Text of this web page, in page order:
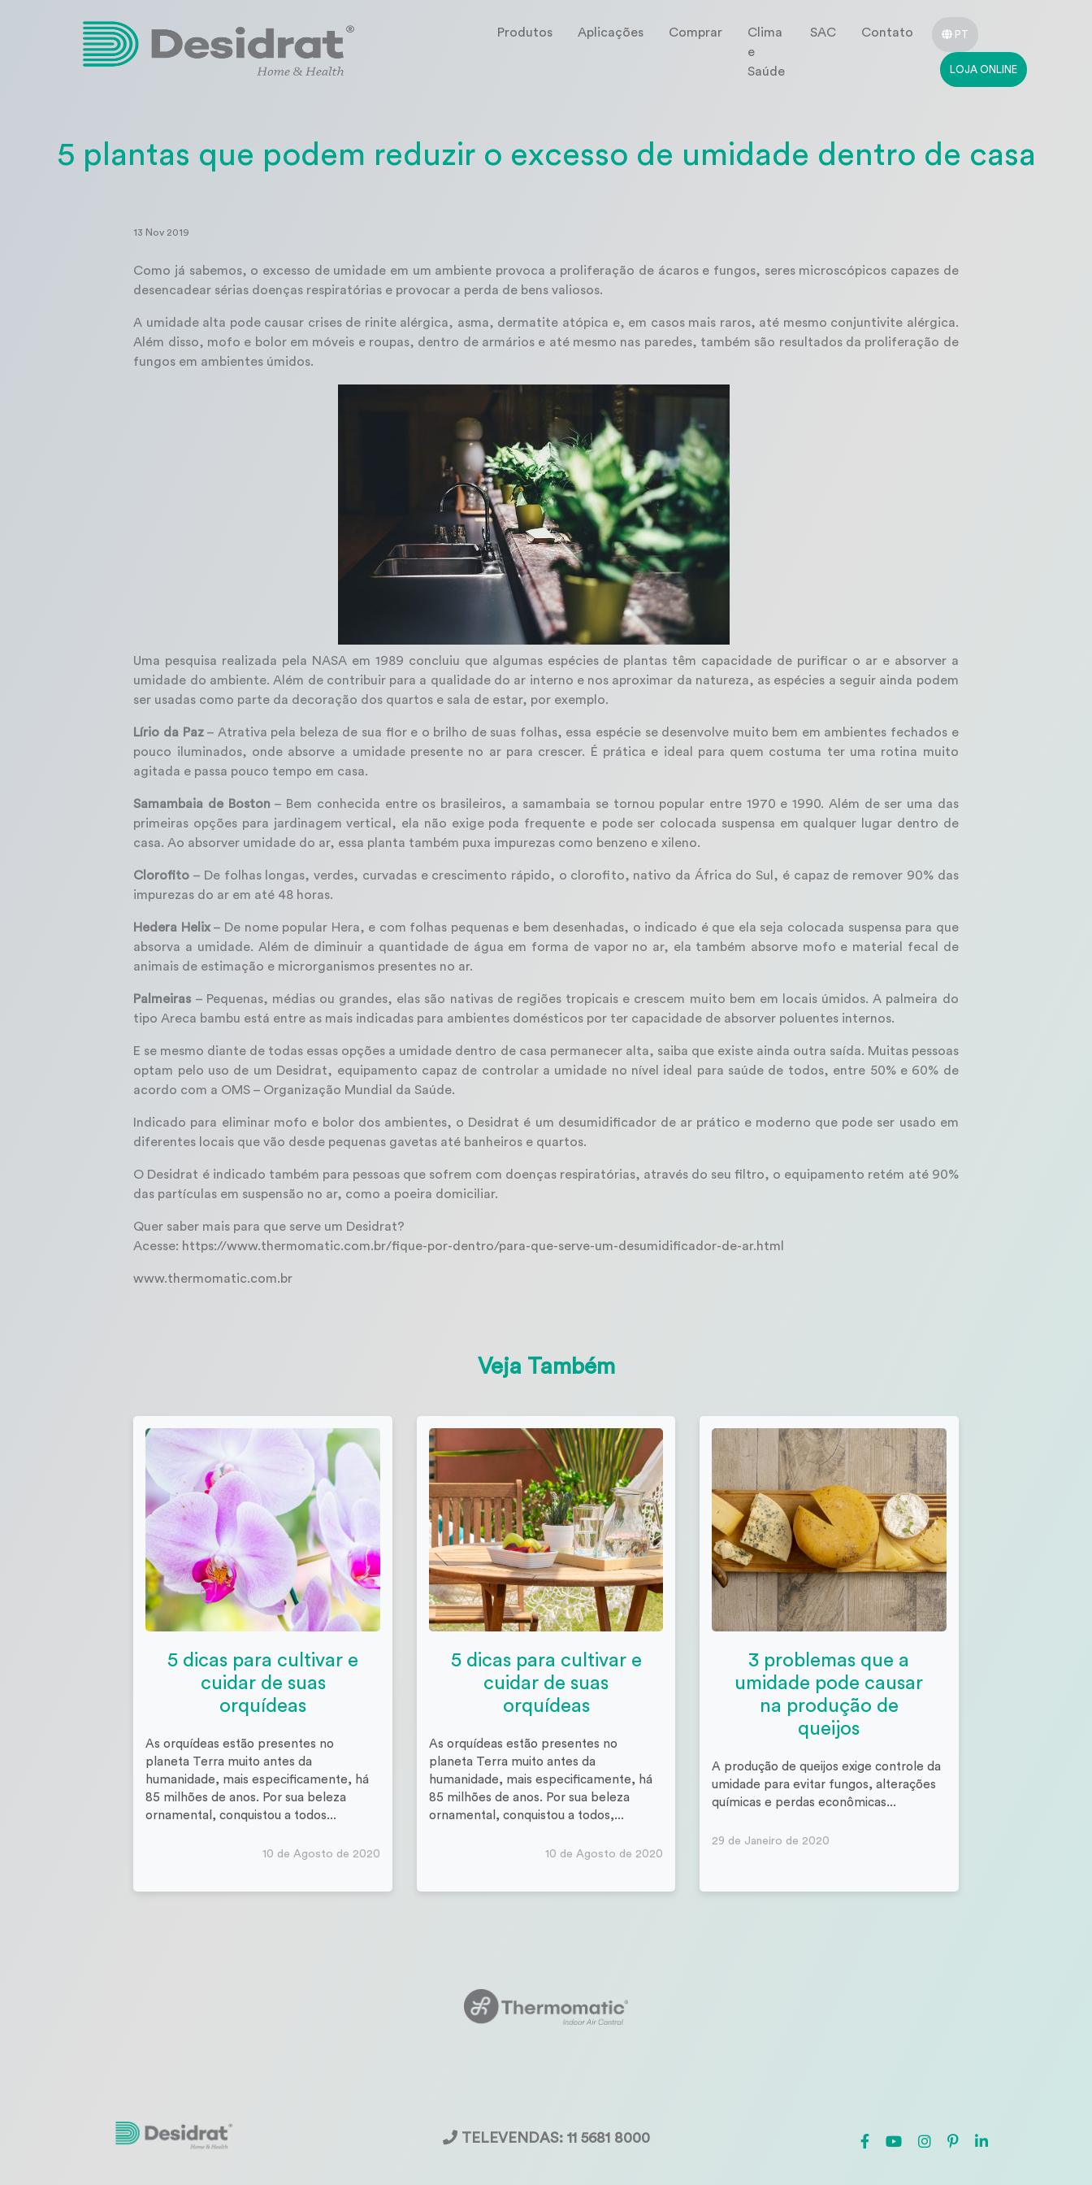
Produtos Aplicações Comprar
Clima
e
Saúde
SAC Contato PT
LOJA ONLINE
5 plantas que podem reduzir o excesso de umidade dentro de casa
13 Nov 2019
Como já sabemos, o excesso de umidade em um ambiente provoca a proliferação de ácaros e fungos, seres microscópicos capazes de
desencadear sérias doenças respiratórias e provocar a perda de bens valiosos.
A umidade alta pode causar crises de rinite alérgica, asma, dermatite atópica e, em casos mais raros, até mesmo conjuntivite alérgica.
Além disso, mofo e bolor em móveis e roupas, dentro de armários e até mesmo nas paredes, também são resultados da proliferação de
fungos em ambientes úmidos.
Uma pesquisa realizada pela NASA em 1989 concluiu que algumas espécies de plantas têm capacidade de purificar o ar e absorver a
umidade do ambiente. Além de contribuir para a qualidade do ar interno e nos aproximar da natureza, as espécies a seguir ainda podem
ser usadas como parte da decoração dos quartos e sala de estar, por exemplo.
Lírio da Paz– Atrativa pela beleza de sua flor e o brilho de suas folhas, essa espécie se desenvolve muito bem em ambientes fechados e
pouco iluminados, onde absorve a umidade presente no ar para crescer. É prática e ideal para quem costuma ter uma rotina muito
agitada e passa pouco tempo em casa.
Samambaia de Boston – Bem conhecida entre os brasileiros, a samambaia se tornou popular entre 1970 e 1990. Além de ser uma das
primeiras opções para jardinagem vertical, ela não exige poda frequente e pode ser colocada suspensa em qualquer lugar dentro de
casa. Ao absorver umidade do ar, essa planta também puxa impurezas como benzeno e xileno.
Clorofito – De folhas longas, verdes, curvadas e crescimento rápido, o clorofito, nativo da África do Sul, é capaz de remover 90% das
impurezas do ar em até 48 horas.
Hedera Helix– De nome popular Hera, e com folhas pequenas e bem desenhadas, o indicado é que ela seja colocada suspensa para que
absorva a umidade. Além de diminuir a quantidade de água em forma de vapor no ar, ela também absorve mofo e material fecal de
animais de estimação e microrganismos presentes no ar.
Palmeiras – Pequenas, médias ou grandes, elas são nativas de regiões tropicais e crescem muito bem em locais úmidos. A palmeira do
tipo Areca bambu está entre as mais indicadas para ambientes domésticos por ter capacidade de absorver poluentes internos.
E se mesmo diante de todas essas opções a umidade dentro de casa permanecer alta, saiba que existe ainda outra saída. Muitas pessoas
optam pelo uso de um Desidrat, equipamento capaz de controlar a umidade no nível ideal para saúde de todos, entre 50% e 60% de
acordo com a OMS – Organização Mundial da Saúde.
Indicado para eliminar mofo e bolor dos ambientes, o Desidrat é um desumidificador de ar prático e moderno que pode ser usado em
diferentes locais que vão desde pequenas gavetas até banheiros e quartos.
O Desidrat é indicado também para pessoas que sofrem com doenças respiratórias, através do seu filtro, o equipamento retém até 90%
das partículas em suspensão no ar, como a poeira domiciliar.
Quer saber mais para que serve um Desidrat?
Acesse: https://www.thermomatic.com.br/fique-por-dentro/para-que-serve-um-desumidificador-de-ar.html
www.thermomatic.com.br
Veja Também
5 dicas para cultivar e
cuidar de suas
orquídeas
As orquídeas estão presentes no
planeta Terra muito antes da
humanidade, mais especificamente, há
85 milhões de anos. Por sua beleza
ornamental, conquistou a todos...
10 de Agosto de 2020
5 dicas para cultivar e
cuidar de suas
orquídeas
As orquídeas estão presentes no
planeta Terra muito antes da
humanidade, mais especificamente, há
85 milhões de anos. Por sua beleza
ornamental, conquistou a todos,...
10 de Agosto de 2020
3 problemas que a
umidade pode causar
na produção de
queijos
A produção de queijos exige controle da
umidade para evitar fungos, alterações
químicas e perdas econômicas...
29 de Janeiro de 2020
TELEVENDAS: 11 5681 8000